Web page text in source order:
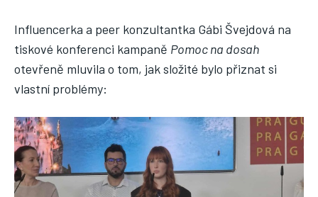
JÓGA
Influencerka a peer konzultantka Gábi Švejdová na
tiskové konferenci kampaně Pomoc na dosah
otevřeně mluvila o tom, jak složité bylo přiznat si
vlastní problémy: